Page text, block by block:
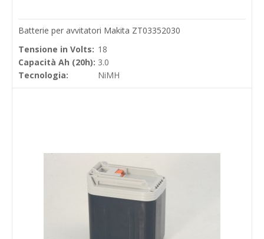
Batterie per avvitatori Makita ZT03352030
Tensione in Volts: 18
Capacità Ah (20h): 3.0
Tecnologia:
NiMH